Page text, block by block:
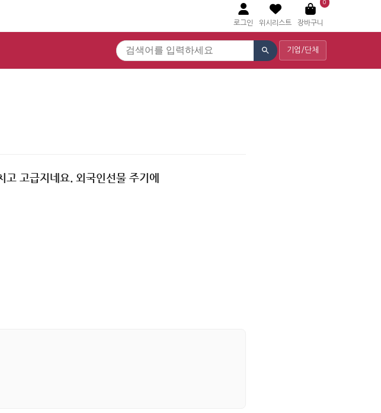
로그인 위시리스트
0
장바구니
기업/단체
고급지네요. 외국인선물 주기에